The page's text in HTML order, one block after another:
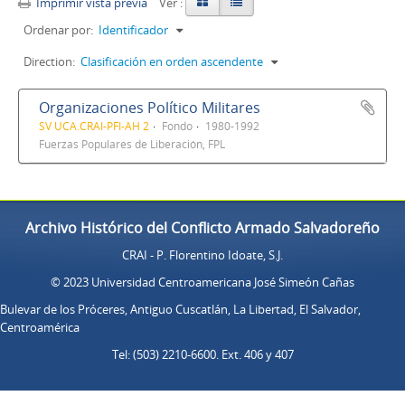
Ordenar por: Identificador
Direction: Clasificación en orden ascendente
Organizaciones Político Militares
SV UCA.CRAI-PFI-AH 2 Fondo
1980-1992
Fuerzas Populares de Liberación, FPL
Archivo Histórico del Conflicto Armado Salvadoreño
CRAI - P. Florentino Idoate, S.J.
© 2023 Universidad Centroamericana José Simeón Cañas
Bulevar de los Próceres, Antiguo Cuscatlán, La Libertad, El Salvador,
Centroamérica
Tel: (503) 2210-6600. Ext. 406 y 407